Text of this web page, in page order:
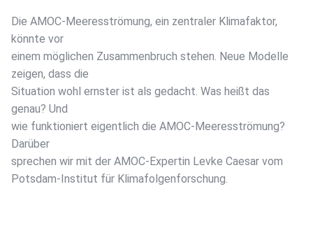
Die AMOC-Meeresströmung, ein zentraler Klimafaktor,
könnte vor
einem möglichen Zusammenbruch stehen. Neue Modelle
zeigen, dass die
Situation wohl ernster ist als gedacht. Was heißt das
genau? Und
wie funktioniert eigentlich die AMOC-Meeresströmung?
Darüber
sprechen wir mit der AMOC-Expertin Levke Caesar vom
Potsdam-Institut für Klimafolgenforschung.